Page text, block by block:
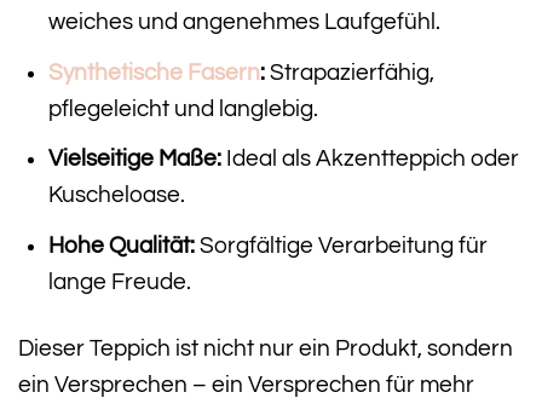
weiches und angenehmes Laufgefühl.
Synthetische Fasern:Strapazierfähig,
pflegeleicht und langlebig.
Vielseitige Maße:Ideal als Akzentteppich oder
Kuscheloase.
Hohe Qualität:Sorgfältige Verarbeitung für
lange Freude.
Dieser Teppich ist nicht nur ein Produkt, sondern
ein Versprechen – ein Versprechen für mehr